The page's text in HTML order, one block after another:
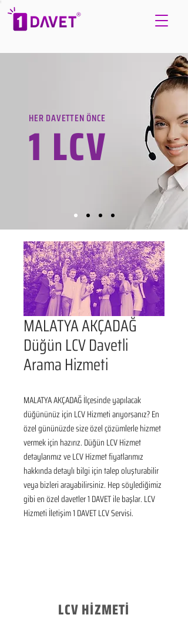
HER DAVETTEN ÖNCE
1 LCV
MALATYA AKÇADAĞ
Düğün LCV Davetli
Arama Hizmeti
MALATYA AKÇADAĞ İlçesinde yapılacak
düğününüz için LCV Hizmeti arıyorsanız? En
özel gününüzde size özel çözümlerle hizmet
vermek için hazırız. Düğün LCV Hizmet
detaylarımız ve LCV Hizmet fiyatlarımız
hakkında detaylı bilgi için talep oluşturabilir
veya bizleri arayabilirsiniz. Hep söylediğimiz
gibi en özel davetler 1 DAVET ile başlar. LCV
Hizmeti İletişim 1 DAVET LCV Servisi.
LCV HİZMETİ